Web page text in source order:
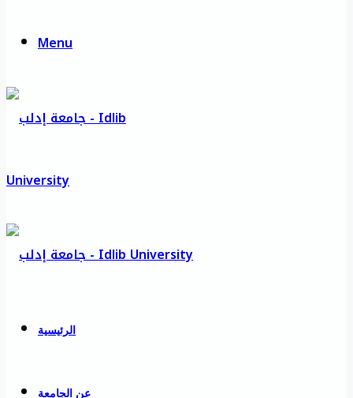
Menu
الرئيسية
عن الجامعة